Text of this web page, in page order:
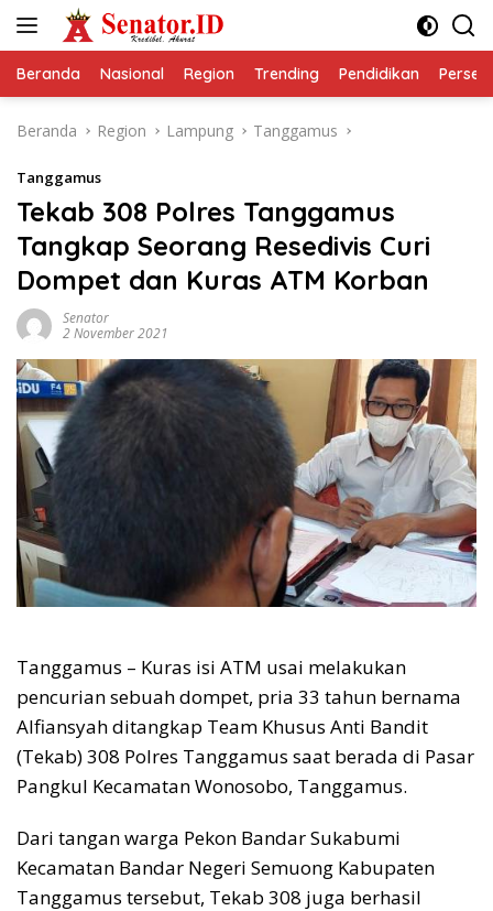
Beranda Nasional Region Trending Pendidikan
Beranda Region Lampung Tanggamus
Tanggamus
Tekab 308 Polres Tanggamus
Tangkap Seorang Resedivis Curi
Dompet dan Kuras ATM Korban
Senator
2 November 2021
Tanggamus – Kuras isi ATM usai melakukan
pencurian sebuah dompet, pria 33 tahun bernama
Alfiansyah ditangkap Team Khusus Anti Bandit
(Tekab) 308 Polres Tanggamus saat berada di Pasar
Pangkul Kecamatan Wonosobo, Tanggamus.
Dari tangan warga Pekon Bandar Sukabumi
Kecamatan Bandar Negeri Semuong Kabupaten
Tanggamus tersebut, Tekab 308 juga berhasil